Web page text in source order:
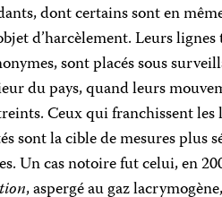
dont certains sont en
d’harcèlement. Leurs
sont placés sous
du pays, quand leurs
Ceux qui franchissent
sont la cible de mesures plus
Un cas notoire fut celui, en
, aspergé au gaz